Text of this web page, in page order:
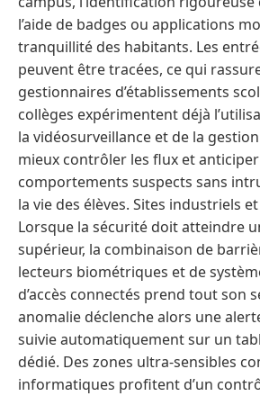
l’aide de badges ou applications
tranquillité des habitants. Les
peuvent être tracées, ce qui
gestionnaires d’établissements
collèges expérimentent déjà
la vidéosurveillance et de la
mieux contrôler les flux et
comportements suspects sans
la vie des élèves. Sites industriels
Lorsque la sécurité doit atteindre
supérieur, la combinaison de
lecteurs biométriques et de
d’accès connectés prend tout son
anomalie déclenche alors une
suivie automatiquement sur un
dédié. Des zones ultra-sensibles
informatiques profitent d’un